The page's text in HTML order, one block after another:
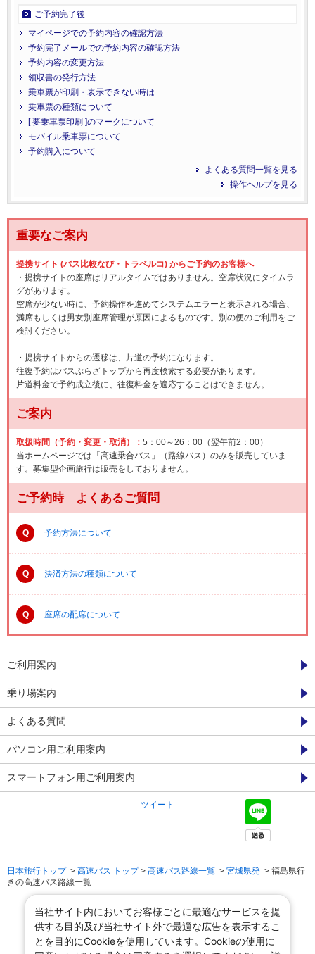
ご予約完了後
マイページでの予約内容の確認方法
予約完了メールでの予約内容の確認方法
予約内容の変更方法
領収書の発行方法
乗車票が印刷・表示できない時は
乗車票の種類について
[ 要乗車票印刷 ]のマークについて
モバイル乗車票について
予約購入について
よくある質問一覧を見る
操作ヘルプを見る
重要なご案内
提携サイト (バス比較なび・トラベルコ) からご予約のお客様へ
・提携サイトの座席はリアルタイムではありません。空席状況にタイムラ
グがあります。
空席が少ない時に、予約操作を進めてシステムエラーと表示される場合、
満席もしくは男女別座席管理が原因によるものです。別の便のご利用をご
検討ください。
・提携サイトからの遷移は、片道の予約になります。
往復予約はバスぷらざトップから再度検索する必要があります。
片道料金で予約成立後に、往復料金を適応することはできません。
ご案内
取扱時間（予約・変更・取消）： 5：00～26：00（翌午前2：00）
当ホームページでは「高速乗合バス」（路線バス）のみを販売していま
す。募集型企画旅行は販売をしておりません。
ご予約時 よくあるご質問
Q 予約方法について
Q 決済方法の種類について
Q 座席の配席について
ご利用案内
乗り場案内
よくある質問
パソコン用ご利用案内
スマートフォン用ご利用案内
ツイート
日本旅行トップ> 高速バス トップ> 高速バス路線一覧 > 宮城県発 > 福島県行
きの高速バス路線一覧
当社サイト内においてお客様ごとに最適なサービスを提
供する目的及び当社サイト外で最適な広告を表示するこ
とを目的にCookieを使用しています。Cookieの使用に